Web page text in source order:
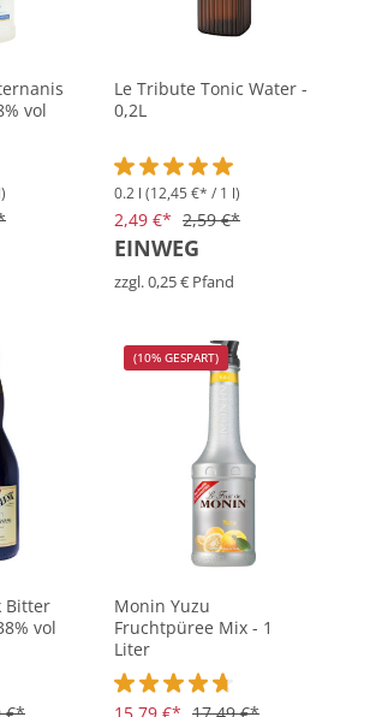
vol
Bewertung von 4.8 von 5 Sternen
Le Tribute Tonic Water -
0,2L
Durchschnittliche Bewertung
0.2 l (12,45 €* / 1 l)
2,49 €* 2,59 €*
EINWEG
zzgl. 0,25 € Pfand
Bitter
vol
€*
(10% GESPART)
Monin Yuzu
Fruchtpüree Mix - 1
Liter
15,79 €* 17,49 €*